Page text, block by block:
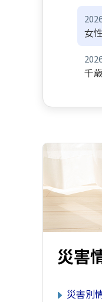
女
千
災害
災害別